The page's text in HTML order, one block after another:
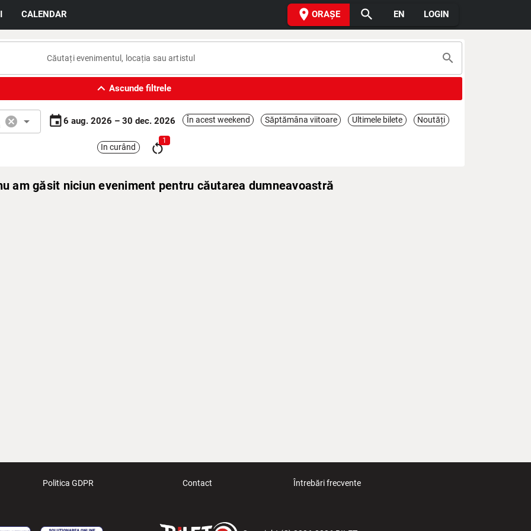
CALENDAR placeORAȘE search EN LOGIN
search
expand_lessAscunde filtrele
cancel arrow_drop_down event6 aug. 2026 – 30 dec. 2026 În acest weekend Săptămâna viitoare Ultimele bilete Noutăți
In curând restart_alt
1
am găsit niciun eveniment pentru căutarea dumneavoastră
Politica GDPR Contact Întrebări frecvente